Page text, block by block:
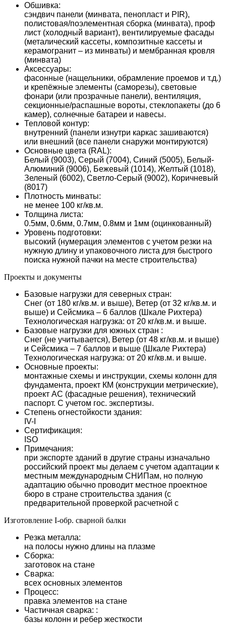
Обшивка:
сэндвич панели (минвата, пенопласт и PIR),
полистовая/поэлементная сборка (минвата), проф
лист (холодный вариант), вентилируемые фасады
(металический кассеты, композитные кассеты и
керамогранит – из минваты) и мембранная кровля
(минвата)
Аксессуары:
фасонные (нащельники, обрамление проемов и т.д.)
и крепёжные элементы (саморезы), световые
фонари (или прозрачные панели), вентиляция,
секционные/распашные вороты, стеклопакеты (до 6
камер), солнечные батареи и навесы.
Тепловой контур:
внутренний (панели изнутри каркас зашиваются)
или внешний (все панели снаружи монтируются)
Основные цвета (RAL):
Белый (9003), Серый (7004), Синий (5005), Белый-
Алюминий (9006), Бежевый (1014), Желтый (1018),
Зеленый (6002), Светло-Серый (9002), Коричневый
(8017)
Плотность минваты:
не менее 100 кг/кв.м.
Толщина листа:
0.5мм, 0.6мм, 0.7мм, 0.8мм и 1мм (оцинкованный)
Уровень подготовки:
высокий (нумерация элементов с учетом резки на
нужную длину и упаковочного листа для быстрого
поиска нужной пачки на месте строительства)
Проекты и документы
Базовые нагрузки для северных стран:
Снег (от 180 кг/кв.м. и выше), Ветер (от 32 кг/кв.м. и
выше) и Сейсмика – 6 баллов (Шкале Рихтера)
Технологическая нагрузка: от 20 кг/кв.м. и выше.
Базовые нагрузки для южных стран :
Снег (не учитывается), Ветер (от 48 кг/кв.м. и выше)
и Сейсмика – 7 баллов и выше (Шкале Рихтера)
Технологическая нагрузка: от 20 кг/кв.м. и выше.
Основные проекты:
монтажные схемы и инструкции, схемы колонн для
фундамента, проект КМ (конструкции метрические),
проект АС (фасадные решения), технический
паспорт. С учетом гос. экспертизы.
Степень огнестойкости здания:
IV-I
Сертификация:
ISO
Примечания:
при экспорте зданий в другие страны изначально
российский проект мы делаем с учетом адаптации к
местным международным СНИПам, но полную
адаптацию обычно проводит местное проектное
бюро в стране строительства здания (с
предварительной проверкой расчетной с
Изготовление I-обр. сварной балки
Резка металла:
на полосы нужно длины на плазме
Сборка:
заготовок на стане
Сварка:
всех основных элементов
Процесс:
правка элементов на стане
Частичная сварка: :
базы колонн и ребер жесткости